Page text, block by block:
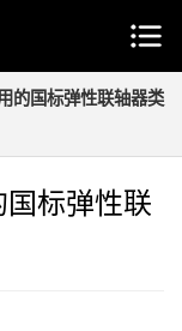
的国标弹性联轴器类
标弹性联